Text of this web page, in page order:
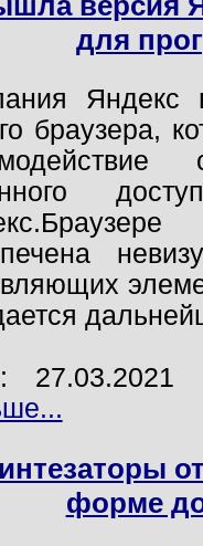
для
Яндекс
браузера,
форме